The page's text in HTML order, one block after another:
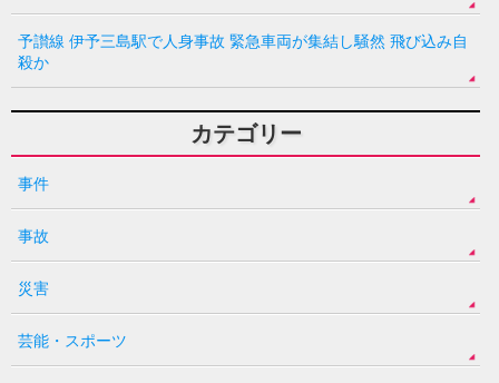
予讃線 伊予三島駅で人身事故 緊急車両が集結し騒然 飛び込み自
殺か
カテゴリー
事件
事故
災害
芸能・スポーツ